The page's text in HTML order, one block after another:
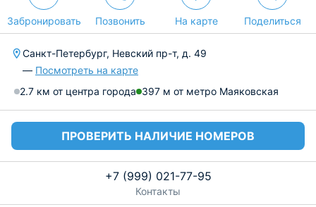
Забронировать Позвонить На карте Поделиться
Санкт-Петербург, Невский пр-т, д. 49
— Посмотреть на карте
2.7 км от центра города 397 м от метро Маяковская
ПРОВЕРИТЬ НАЛИЧИЕ НОМЕРОВ
+7 (999) 021-77-95
Контакты